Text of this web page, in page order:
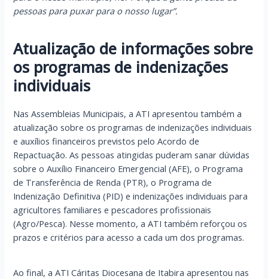
pessoas para puxar para o nosso lugar”.
Atualização de informações sobre
os programas de indenizações
individuais
Nas Assembleias Municipais, a ATI apresentou também a
atualização sobre os programas de indenizações individuais
e auxílios financeiros previstos pelo Acordo de
Repactuação. As pessoas atingidas puderam sanar dúvidas
sobre o Auxílio Financeiro Emergencial (AFE), o Programa
de Transferência de Renda (PTR), o Programa de
Indenização Definitiva (PID) e indenizações individuais para
agricultores familiares e pescadores profissionais
(Agro/Pesca). Nesse momento, a ATI também reforçou os
prazos e critérios para acesso a cada um dos programas.
Ao final, a ATI Cáritas Diocesana de Itabira apresentou nas